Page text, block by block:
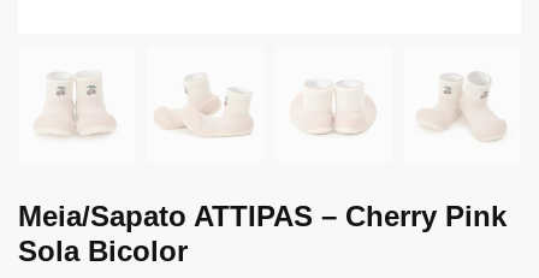
Meia/Sapato ATTIPAS – Cherry Pink
Sola Bicolor